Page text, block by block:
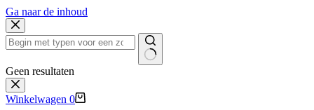
Ga naar de inhoud
Geen resultaten
Winkelwagen 0